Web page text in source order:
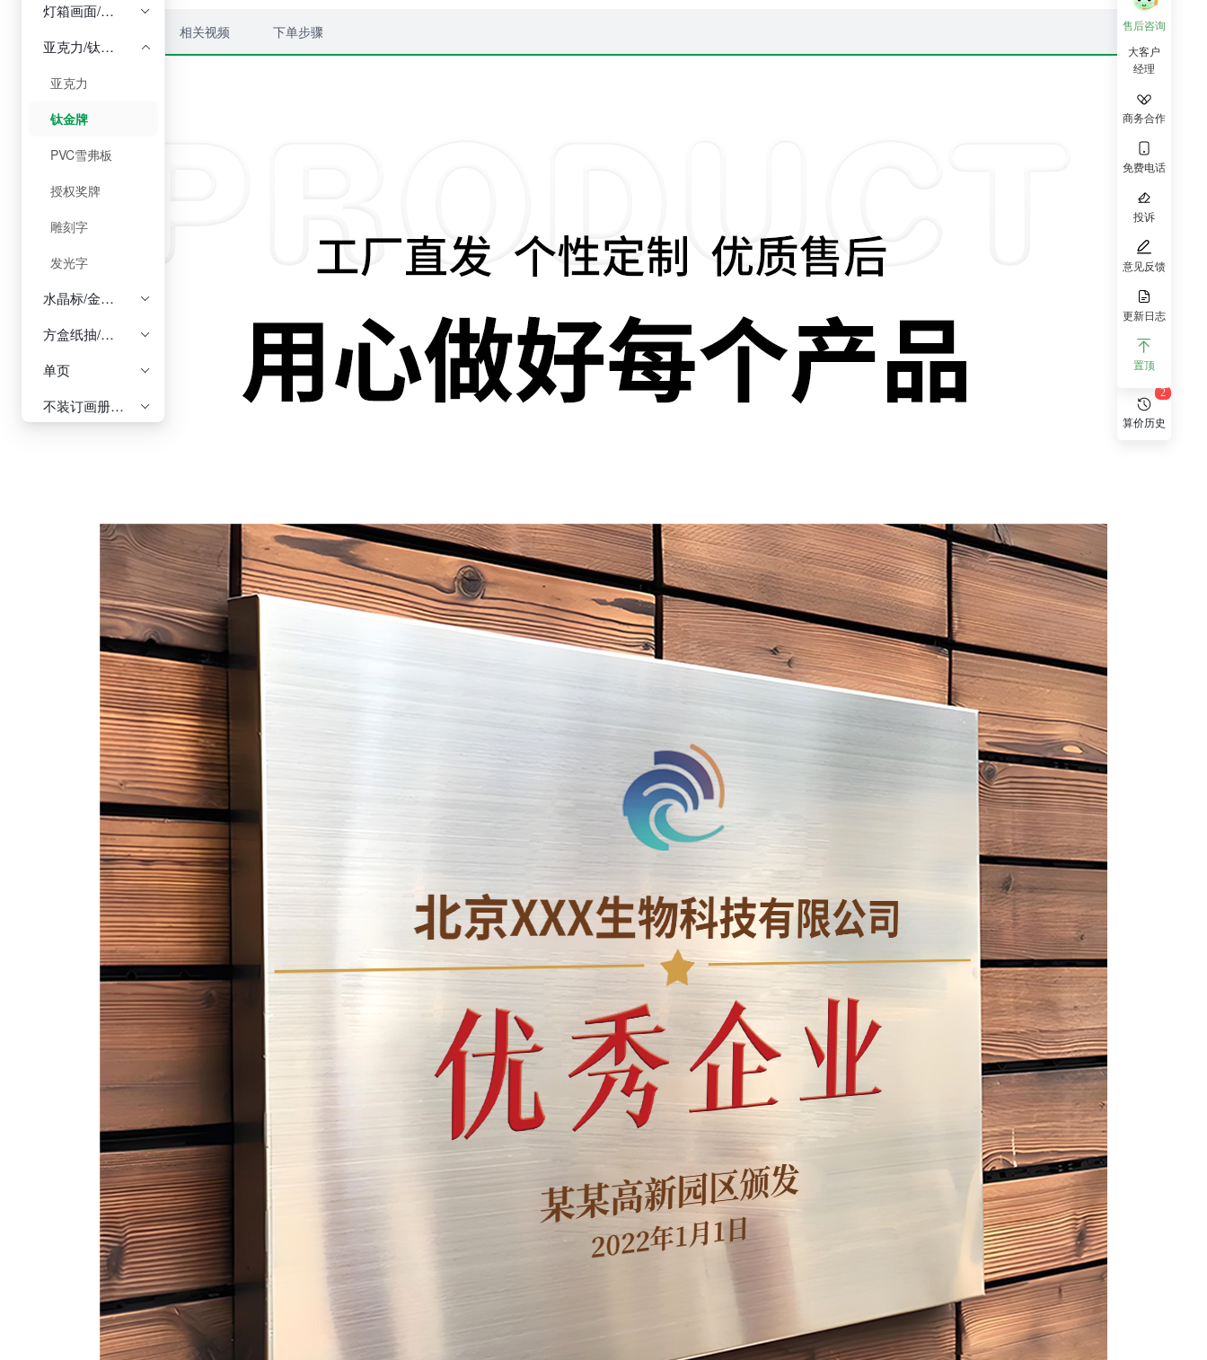
相关视频 下单步骤
算价历史
2
灯箱画面/灯箱整套/开启框 
亚克力/钛金牌/PVC雪弗板/授权奖牌/雕刻字/发光字 
亚克力
钛金牌
PVC雪弗板
授权奖牌
雕刻字
发光字
水晶标/金属标 
方盒纸抽/长盒纸抽/软包纸抽/筒抽/精品纸抽 
单页 
不装订画册/骑马钉画册/平钉画册/胶装画册/精装画册 
售后咨询
大客户
经理
商务合作
免费电话
投诉
意见反馈
更新日志
置顶